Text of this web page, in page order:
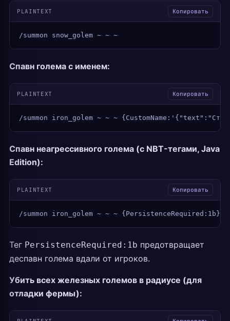
PLAINTEXT Копировать
/summon snow_golem ~ ~ ~
Спавн голема с именем:
PLAINTEXT Копировать
/summon iron_golem ~ ~ ~
Спавн неагрессивного голема (с NBT-тегами, Java
Edition):
PLAINTEXT Копировать
/summon iron_golem ~ ~ ~ {PersistenceRequired:1b}
Тег PersistenceRequired:1b предотвращает
деспавн голема вдали от игроков.
Убить всех железных големов в радиусе (для
отладки фермы):